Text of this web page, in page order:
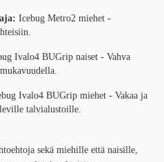
Icebug Metro2 miehet -
Ivalo4 BUGrip naiset - Vahva
Ivalo4 BUGrip miehet - Vakaa ja
talvialustoille.
sekä miehille että naisille,